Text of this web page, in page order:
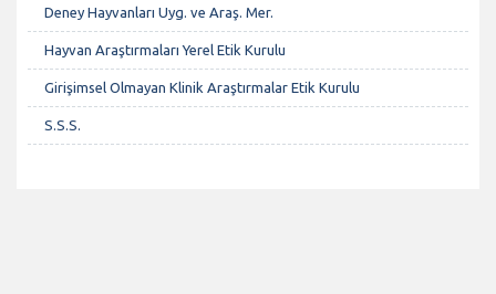
Deney Hayvanları Uyg. ve Araş. Mer.
Hayvan Araştırmaları Yerel Etik Kurulu
Girişimsel Olmayan Klinik Araştırmalar Etik Kurulu
S.S.S.